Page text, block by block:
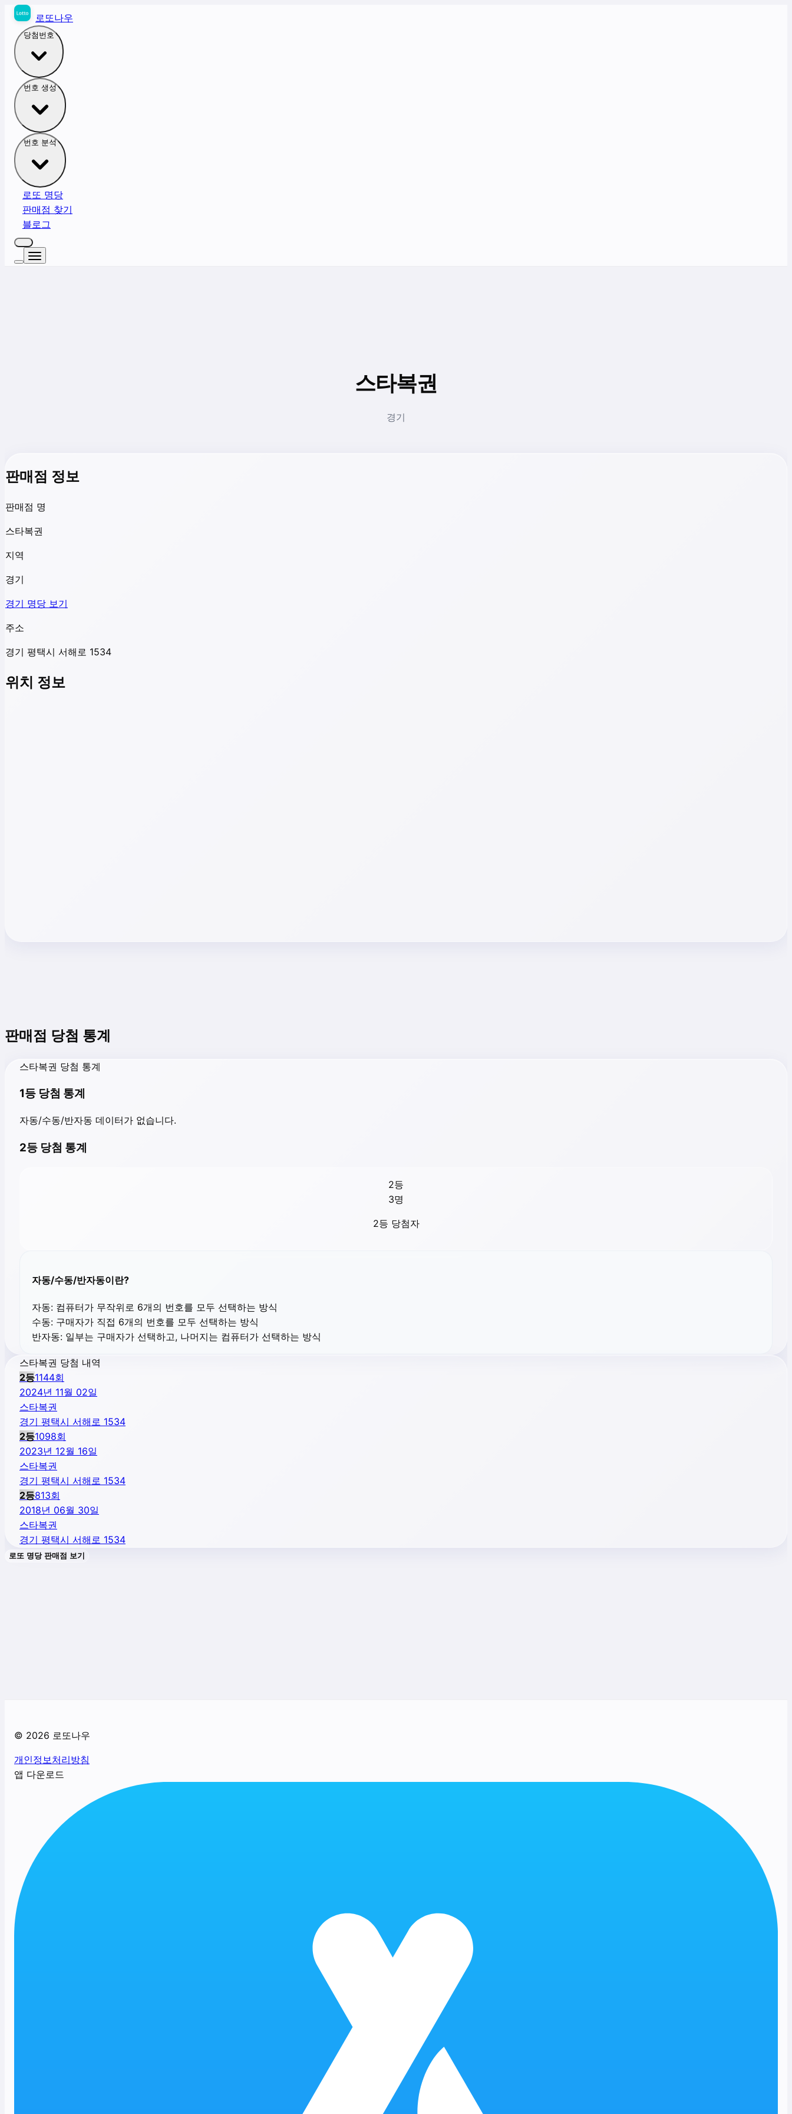
로또나우
당첨번호
번호 생성
번호 분석
로또 명당
판매점 찾기
블로그
스타복권
경기
판매점 정보
판매점 명
스타복권
지역
경기
경기 명당 보기
주소
경기 평택시 서해로 1534
위치 정보
판매점 당첨 통계
스타복권 당첨 통계
1등 당첨 통계
자동/수동/반자동 데이터가 없습니다.
2등 당첨 통계
2등
3명
2등 당첨자
자동/수동/반자동이란?
자동: 컴퓨터가 무작위로 6개의 번호를 모두 선택하는 방식
수동: 구매자가 직접 6개의 번호를 모두 선택하는 방식
반자동: 일부는 구매자가 선택하고, 나머지는 컴퓨터가 선택하는 방식
스타복권 당첨 내역
2등1144회
2024년 11월 02일
스타복권
경기 평택시 서해로 1534
2등1098회
2023년 12월 16일
스타복권
경기 평택시 서해로 1534
2등813회
2018년 06월 30일
스타복권
경기 평택시 서해로 1534
로또 명당 판매점 보기
© 2026 로또나우
개인정보처리방침
앱 다운로드